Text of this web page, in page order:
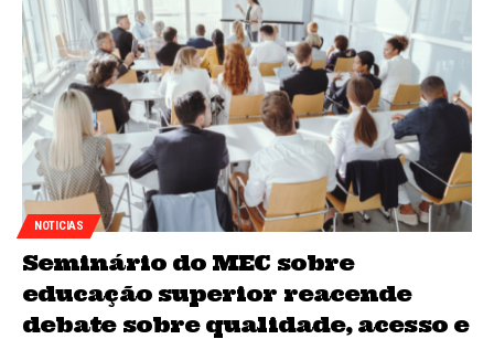
NOTICIAS
Seminário do MEC sobre
educação superior reacende
debate sobre qualidade, acesso e